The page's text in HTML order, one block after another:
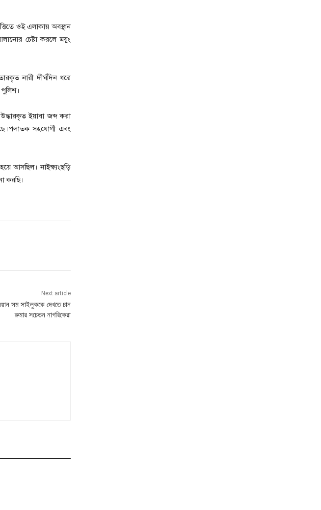
ওই এলাকায় অবস্থান
চেষ্টা করলে ময়ুং
নারী দীর্ঘদিন ধরে
ইয়াবা জব্দ করা
সহযোগী এবং
আসছিল। নাইক্ষ্যংছড়ি
করছি।
Next article
সম সাইলুককে দেখতে চান
রুমার সচেতন নাগরিকেরা